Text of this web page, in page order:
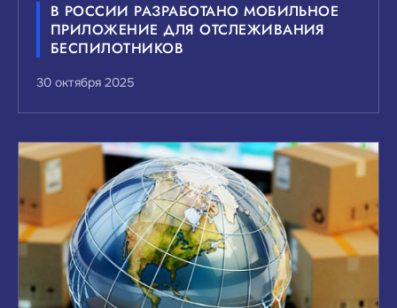
В РОССИИ РАЗРАБОТАНО МОБИЛЬНОЕ
ПРИЛОЖЕНИЕ ДЛЯ ОТСЛЕЖИВАНИЯ
БЕСПИЛОТНИКОВ
30 октября 2025